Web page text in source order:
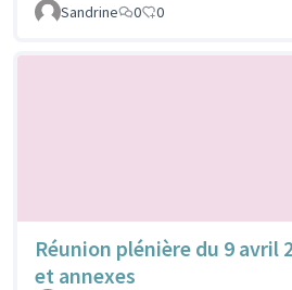
Sandrine 0 0
Réunion plénière du 9 avril
et annexes